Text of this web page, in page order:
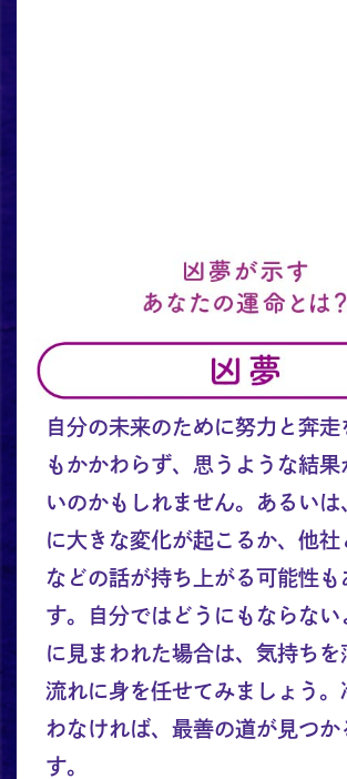
自分の未来のために努力と奔走
もかかわらず、思うような結果
いのかもしれません。あるいは
に大きな変化が起こるか、他社
などの話が持ち上がる可能性も
す。自分ではどうにもならない
に見まわれた場合は、気持ちを
流れに身を任せてみましょう。
わなければ、最善の道が見つか
す。